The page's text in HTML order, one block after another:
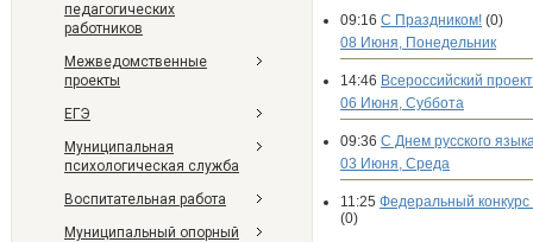
педагогических
работников
Межведомственные
проекты
ЕГЭ
Муниципальная
психологическая служба
Воспитательная работа
Муниципальный опорный
09:16 С Праздником! (0)
08 Июня, Понедельник
14:46 Всероссийский
06 Июня, Суббота
09:36 С Днем русского
03 Июня, Среда
11:25 Федеральный
(0)